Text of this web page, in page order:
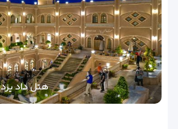
هتل داد یزد